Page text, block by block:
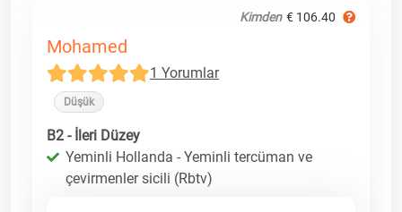
Kimden € 106.40
Mohamed
1 Yorumlar
Düşük
B2 - İleri Düzey
Yeminli Hollanda - Yeminli tercüman ve
çevirmenler sicili (Rbtv)